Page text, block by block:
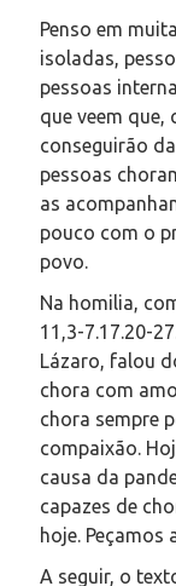
Penso em
isoladas,
pessoas
que veem
conseguirão
pessoas
as
pouco com o
povo.
Na homilia,
11,3-7.17.20-
Lázaro, falou
chora com
chora sempre
compaixão.
causa da
capazes de
hoje. Peçamos
A seguir, o